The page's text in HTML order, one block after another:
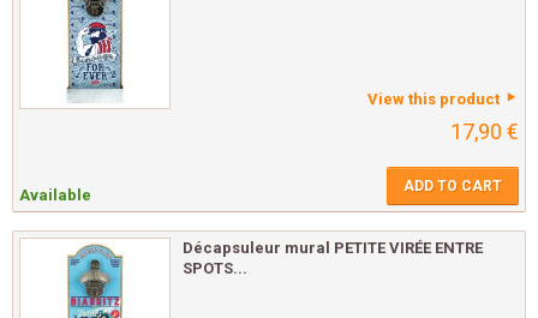
View this product
17,90 €
Available ADD TO CART
Décapsuleur mural PETITE VIRÉE ENTRE
SPOTS...